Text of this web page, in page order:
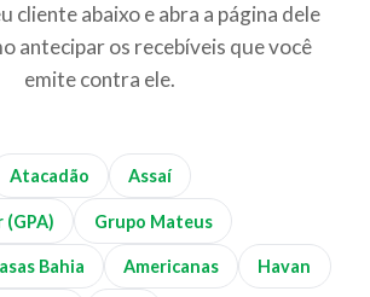
cliente abaixo e abra a página dele
antecipar os recebíveis que você
emite contra ele.
Atacadão Assaí
(GPA) Grupo Mateus
Bahia Americanas Havan